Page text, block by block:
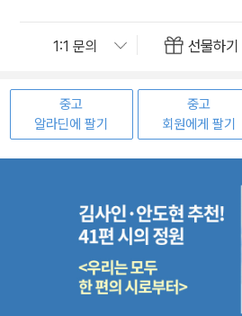
선물하기
중고
알라딘에 팔기
중고
회원에게 팔기